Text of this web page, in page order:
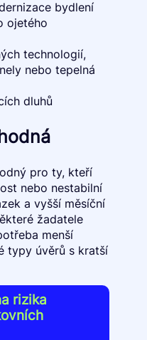
bydlení
ojetého
technologií,
nebo tepelná
dluhů
pro ty, kteří
nebo nestabilní
a vyšší měsíční
žadatele
menší
typy úvěrů s kratší
rizika